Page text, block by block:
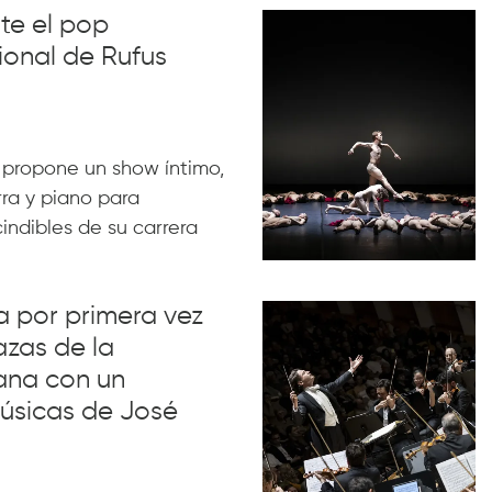
el pop
de Rufus
un show íntimo,
y piano para
de su carrera
por primera vez
de la
con un
de José